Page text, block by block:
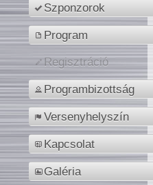
Szponzorok
Program
Regisztráció
Programbizottság
Versenyhelyszín
Kapcsolat
Galéria